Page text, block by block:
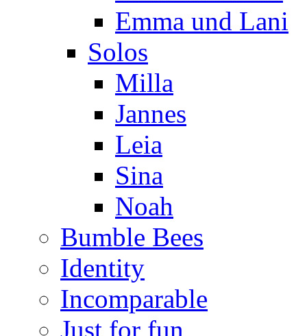
Emma und Lani
Solos
Milla
Jannes
Leia
Sina
Noah
Bumble Bees
Identity
Incomparable
Just for fun